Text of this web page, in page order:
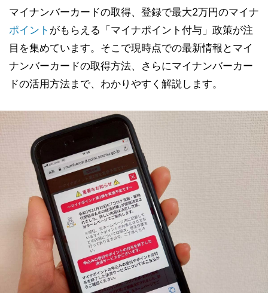
マイナンバーカードの取得、登録で最大2万円のマイナ
ポイント がもらえる「マイナポイント付与」政策が注
目を集めています。そこで現時点での最新情報とマイ
ナンバーカードの取得方法、さらにマイナンバーカー
ドの活用方法まで、わかりやすく解説します。